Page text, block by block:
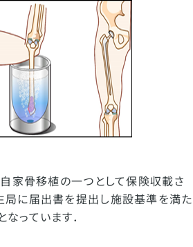
家骨移植の一つとして保険収載さ
局に届出書を提出し施設基準を満た
っています．